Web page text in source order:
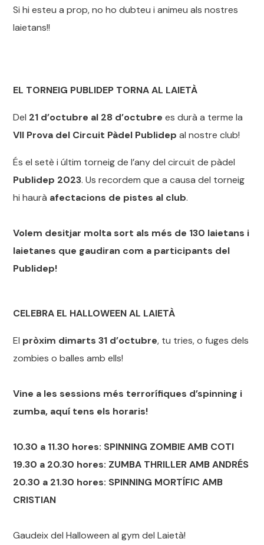
Si hi esteu a prop, no ho dubteu i animeu als nostres
laietans!!
EL TORNEIG PUBLIDEP TORNA AL LAIETÀ
Del 21 d’octubre al 28 d’octubrees durà a terme la
VII Prova del Circuit Pàdel Publidepal nostre club!
És el setè i últim torneig de l’any del circuit de pàdel
Publidep 2023. Us recordem que a causa del torneig
hi haurà afectacions de pistes al club.
Volem desitjar molta sort als més de 130 laietans i
laietanes que gaudiran com a participants del
Publidep!
CELEBRA EL HALLOWEEN AL LAIETÀ
El pròxim dimarts 31 d’octubre, tu tries, o fuges dels
zombies o balles amb ells!
Vine a les sessions més terrorífiques d’spinning i
zumba, aquí tens els horaris!
10.30 a 11.30 hores: SPINNING ZOMBIE AMB COTI
19.30 a 20.30 hores: ZUMBA THRILLER AMB ANDRÉS
20.30 a 21.30 hores: SPINNING MORTÍFIC AMB
CRISTIAN
Gaudeix del Halloween al gym del Laietà!